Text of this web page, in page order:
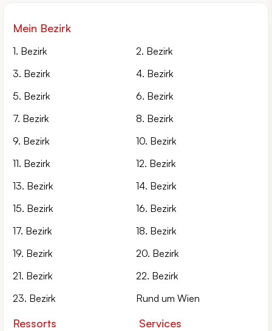
Mein Bezirk
1. Bezirk
2. Bezirk
3. Bezirk
4. Bezirk
5. Bezirk
6. Bezirk
7. Bezirk
8. Bezirk
9. Bezirk
10. Bezirk
11. Bezirk
12. Bezirk
13. Bezirk
14. Bezirk
15. Bezirk
16. Bezirk
17. Bezirk
18. Bezirk
19. Bezirk
20. Bezirk
21. Bezirk
22. Bezirk
23. Bezirk
Rund um Wien
Ressorts Services